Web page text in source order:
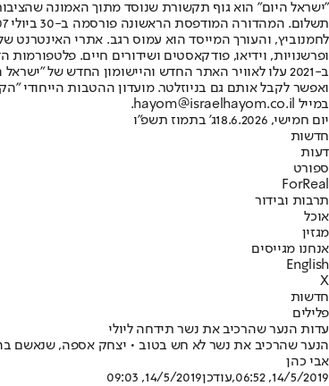
"ישראל היום" הוא גוף תקשורת שנוסד מתוך האמונה
ופרשנויות, וידיאו, פודקאסטים ושידורים חיים. פלטפורמות
ב-2021 עלו לאוויר האתר החדש והיישומון החדש של
ואפשר לקבל אותם גם בניוזלטר. מועדון ההטבות הייחודי
במייל hayom@israelhayom.co.il.
יום חמישי, 18.6.2026
ג' בתמוז תשפ"ו
חדשות
דעות
ספורט
ForReal
תרבות ובידור
אוכל
מגזין
אנחנו מגייסים
English
X
חדשות
פלילים
עדות הנער שהרכיב את נשר תידחה ליולי
הנער שהרכיב את נשר לא חש בטוב • יצחק אספה, שנאשם
אבי כהן
14/5/2019, 06:52
,עודכן14/5/2019, 09:03